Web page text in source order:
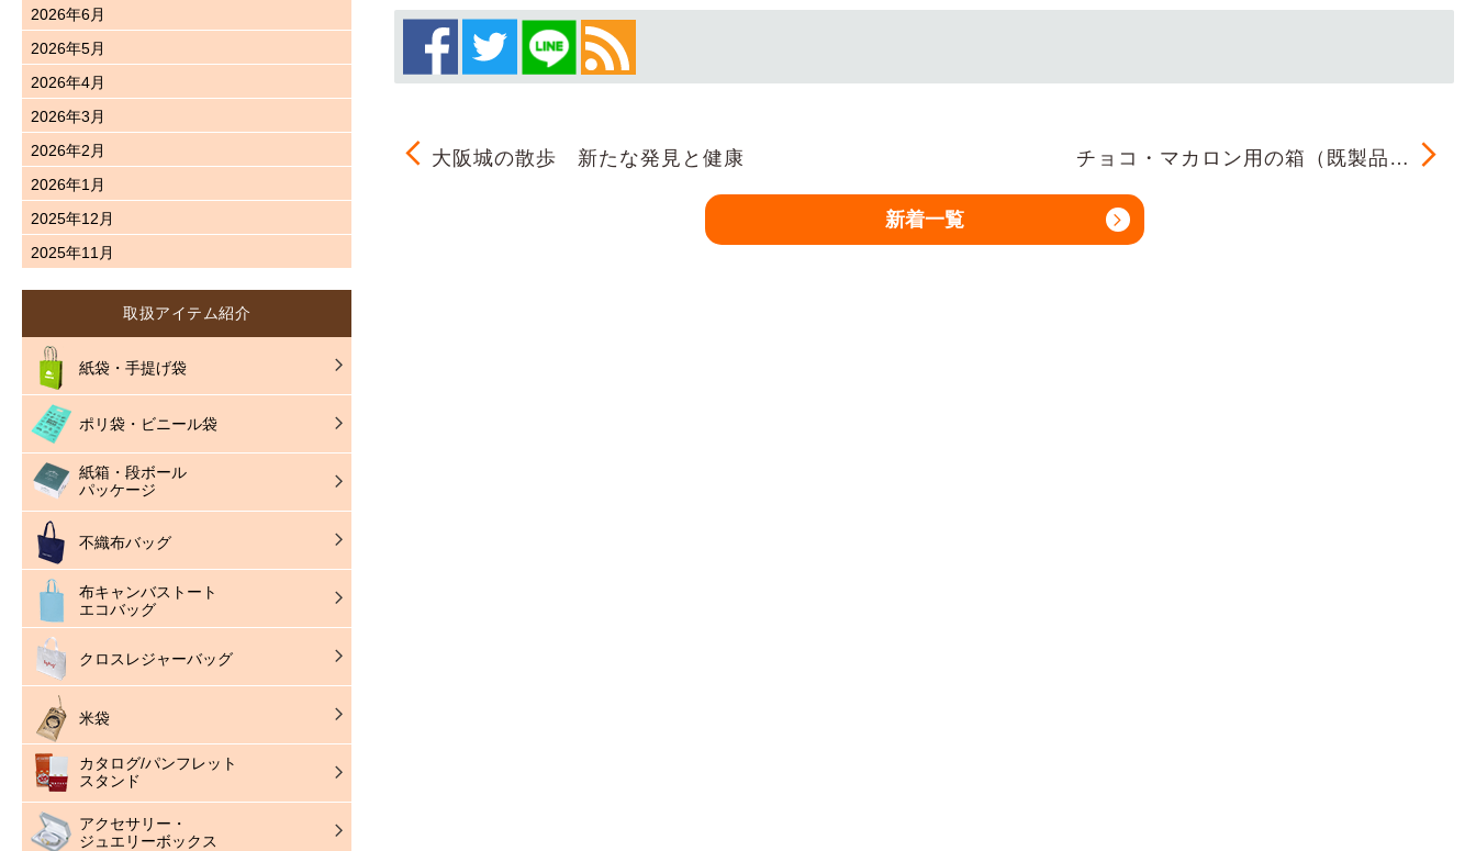
大阪城の散歩 新たな発見と健康 チョコ・マカロン用の箱（既製品…
新着一覧
2026年6月
2026年5月
2026年4月
2026年3月
2026年2月
2026年1月
2025年12月
2025年11月
取扱アイテム紹介
紙袋・手提げ袋
ポリ袋・ビニール袋
紙箱・段ボール
パッケージ
不織布バッグ
布キャンバストート
エコバッグ
クロスレジャーバッグ
米袋
カタログ/パンフレット
スタンド
アクセサリー・
ジュエリーボックス